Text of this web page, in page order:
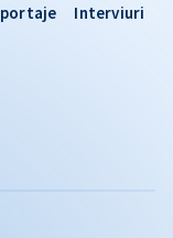
Interviuri